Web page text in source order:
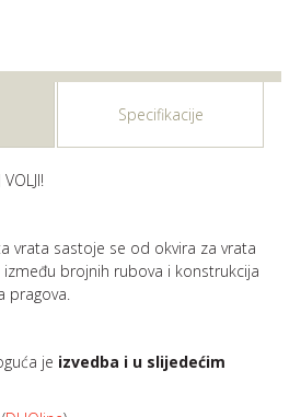
Specifikacije
vrata sastoje se od okvira za vrata
brojnih rubova i konstrukcija
pragova.
je izvedba i u slijedećim